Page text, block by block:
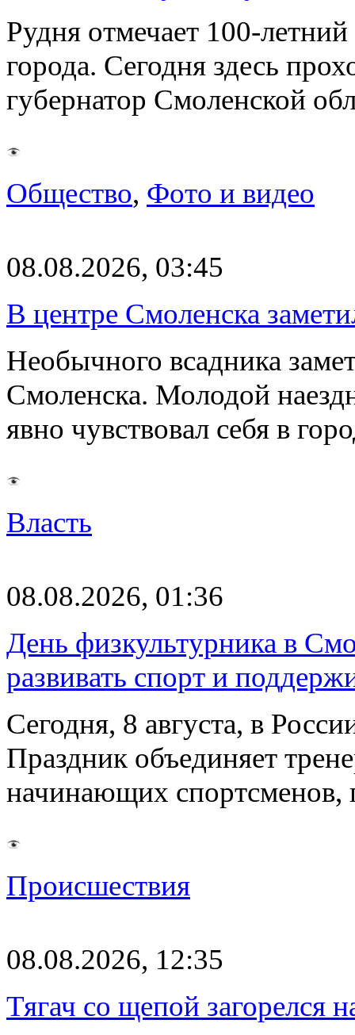
Рудня отмечает 100-
города. Сегодня здесь
губернатор Смоленской
Общество, Фото и видео
08.08.2026, 03:45
В центре Смоленска
Необычного всадника
Смоленска. Молодой
явно чувствовал себя в
Власть
08.08.2026, 01:36
День физкультурника в
развивать спорт и
Сегодня, 8 августа, в
Праздник объединяет
начинающих
Происшествия
08.08.2026, 12:35
Тягач со щепой загорелся